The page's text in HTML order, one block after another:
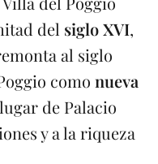
del siglo XVI,
al siglo
como nueva
de Palacio
y a la riqueza